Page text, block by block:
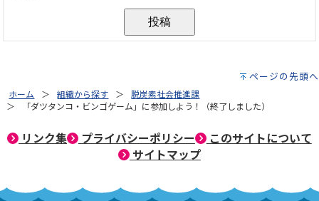
ページの先頭へ
ホーム 組織から探す
脱炭素社会推進課
「ダツタンコ・ビンゴゲーム」に参加しよう！（終了しました）
リンク集 プライバシーポリシー
このサイトについて
サイトマップ